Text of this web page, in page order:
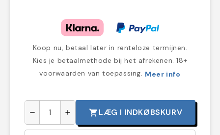
Koop nu, betaal later in renteloze termijnen.
Kies je betaalmethode bij het afrekenen. 18+
voorwaarden van toepassing. Meer info
remove add shopping_cart LÆG I INDKØBSKURV